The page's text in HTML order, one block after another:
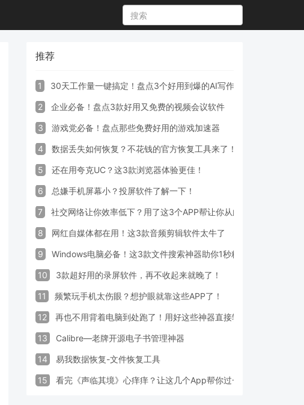
推荐
1 30天工作量一键搞定！盘点3个好用到爆的AI写作生成器工具
2 企业必备！盘点3款好用又免费的视频会议软件
3 游戏党必备！盘点那些免费好用的游戏加速器
4 数据丢失如何恢复？不花钱的官方恢复工具来了！
5 还在用夸克UC？这3款浏览器体验更佳！
6 总嫌手机屏幕小？投屏软件了解一下！
7 社交网络让你效率低下？用了这3个APP帮让你从此戒掉手机！
8 网红自媒体都在用！这3款音频剪辑软件太牛了
9 Windows电脑必备！这3款文件搜索神器助你1秒精准定位文件
10 3款超好用的录屏软件，再不收起来就晚了！
11 频繁玩手机太伤眼？想护眼就靠这些APP了！
12 再也不用背着电脑到处跑了！用好这些神器直接轻松办公
13 Calibre—老牌开源电子书管理神器
14 易我数据恢复-文件恢复工具
15 看完《声临其境》心痒痒？让这几个App帮你过一把配音瘾